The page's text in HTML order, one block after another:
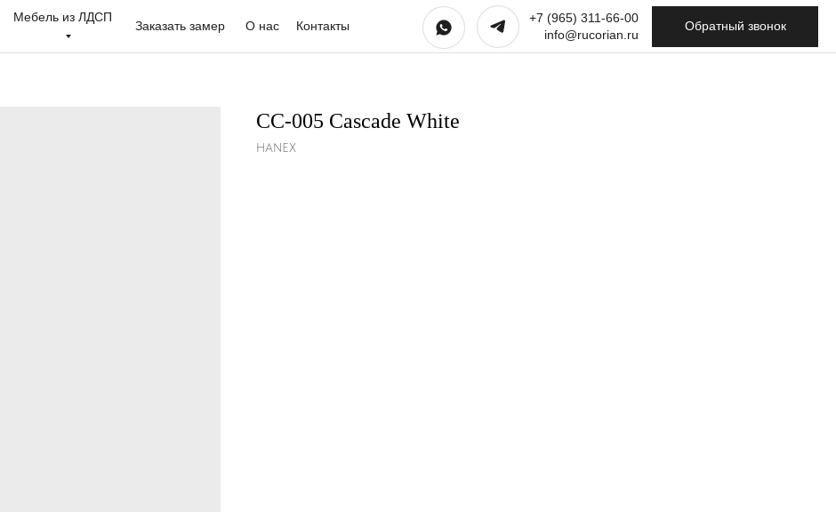
О нас
Заказать замер Контакты
Мебель из ЛДСП
Обратный звонок
+7 (965) 311-66-00
info@rucorian.ru
CC-005 Cascade White
HANEX